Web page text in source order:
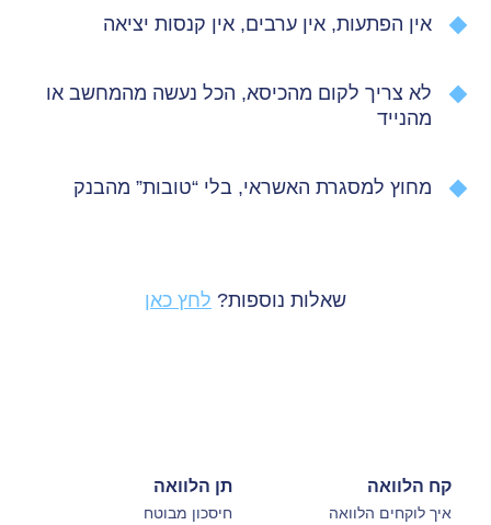
אין הפתעות, אין ערבים, אין קנסות יציאה
לא צריך לקום מהכיסא, הכל נעשה מהמחשב או
מהנייד
מחוץ למסגרת האשראי, בלי “טובות” מהבנק
שאלות נוספות? לחץ כאן
קח הלוואה
איך לוקחים הלוואה
תן הלוואה
חיסכון מבוטח